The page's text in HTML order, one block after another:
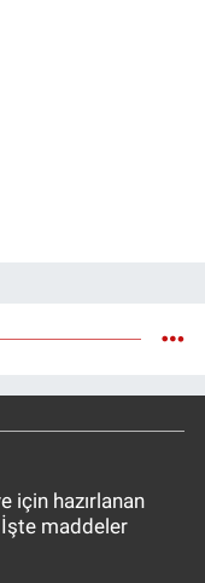
için hazırlanan
maddeler